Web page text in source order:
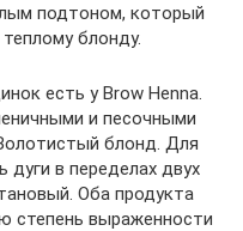
подтоном, который
блонду.
есть у Brow Henna.
и песочными
блонд. Для
в переделах двух
Оба продукта
степень выраженности